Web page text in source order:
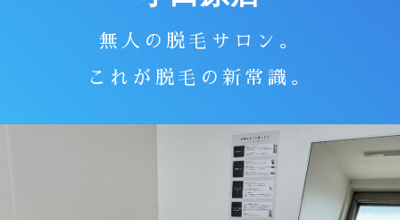
無人の脱毛サロン。
これが脱毛の新常識。